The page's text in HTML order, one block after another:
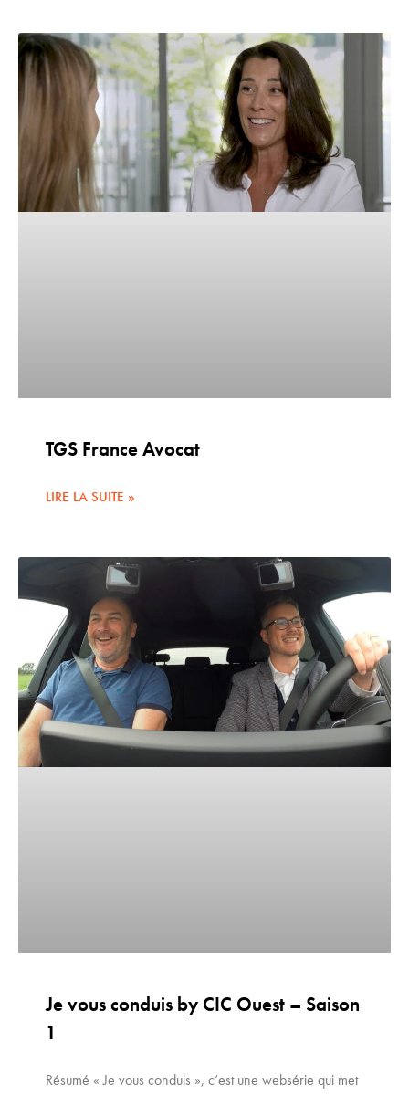
TGS France Avocat
LIRE LA SUITE »
Je vous conduis by CIC Ouest – Saison
1
Résumé « Je vous conduis », c’est une websérie qui met